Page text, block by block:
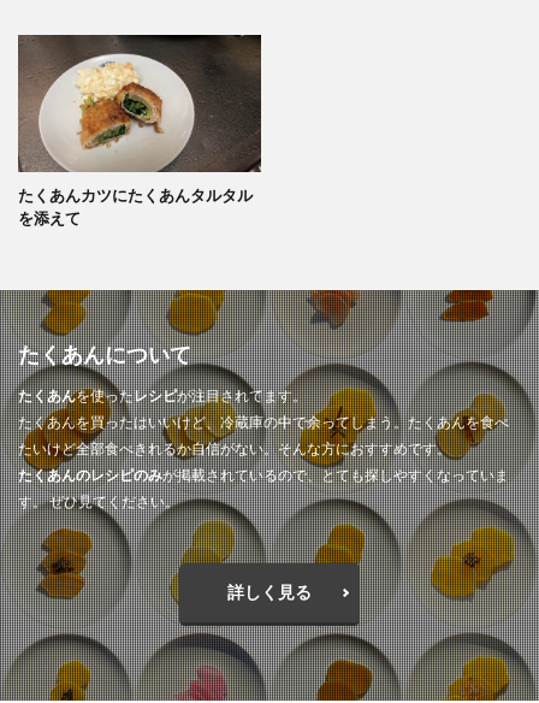
たくあんカツにたくあんタルタル
を添えて
たくあんについて
たくあんを使ったレシピが注目されてます。
たくあんを買ったはいいけど、冷蔵庫の中で余ってしまう。たくあんを食べ
たいけど全部食べきれるか自信がない。そんな方におすすめです。
たくあんのレシピのみが掲載されているので、とても探しやすくなっていま
す。 ぜひ見てください。
詳しく見る